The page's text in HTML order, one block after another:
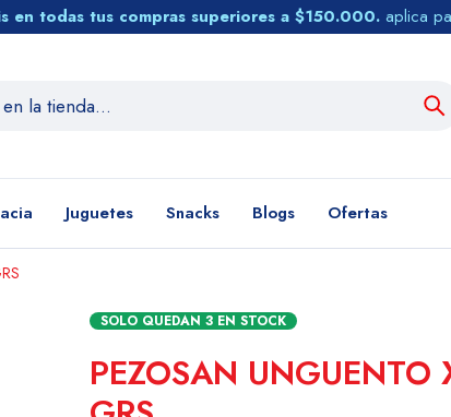
en todas tus compras superiores a $150.000. aplica
Juguetes Snacks Blogs Ofertas
SOLO QUEDAN3 EN STOCK
PEZOSAN UNGUENTO